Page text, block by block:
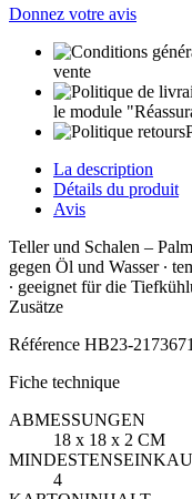
Donnez votre avis
vente
le module
La description
Détails du produit
Avis
Teller und Schalen –
gegen Öl und Wasser ∙
∙ geeignet für die
Zusätze
Référence HB23-2173671
Fiche technique
ABMESSUNGEN
18 x 18 x 2 CM
4